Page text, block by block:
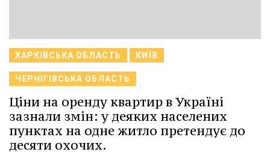
ХАРКІВСЬКА ОБЛАСТЬ КИЇВ
ЧЕРНІГІВСЬКА ОБЛАСТЬ
Ціни на оренду квартир в Україні
зазнали змін: у деяких населених
пунктах на одне житло претендує до
десяти охочих.